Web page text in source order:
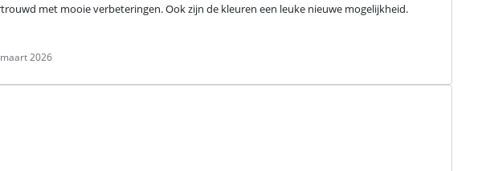
met mooie verbeteringen. Ook zijn de kleuren een leuke nieuwe mogelijkheid.
2026